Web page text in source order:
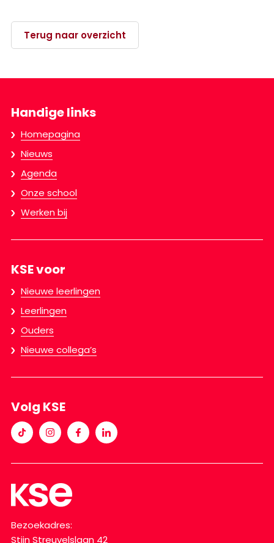
Terug naar overzicht
Handige links
Homepagina
Nieuws
Agenda
Onze school
Werken bij
KSE voor
Nieuwe leerlingen
Leerlingen
Ouders
Nieuwe collega’s
Volg KSE
Bezoekadres:
Stijn Streuvelslaan 42